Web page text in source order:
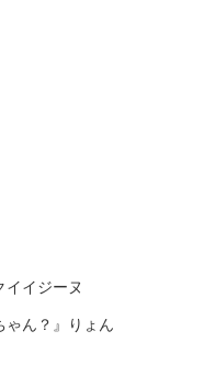
イジーヌ
ゃん？』りょん